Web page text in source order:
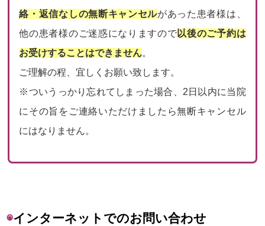
絡・返信なしの無断キャンセルがあった患者様は、
他の患者様のご迷惑になりますので以後のご予約は
お受けすることはできません。
ご理解の程、宜しくお願い致します。
※ついうっかり忘れてしまった場合、2日以内に当院
にその旨をご連絡いただけましたら無断キャンセル
にはなりません。
◉インターネットでのお問い合わせ